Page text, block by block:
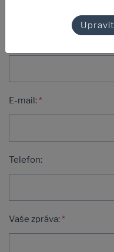
E-mail:*
Telefon:
Vaše zpráva:*
Upravit